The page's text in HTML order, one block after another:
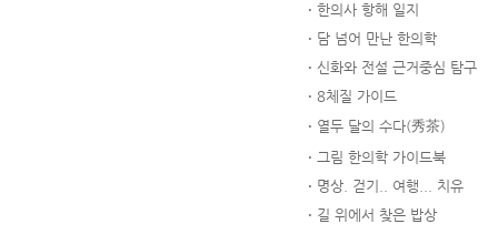
한의사 항해 일지
담 넘어 만난 한의학
신화와 전설 근거중심 탐구
8체질 가이드
열두 달의 수다(秀茶)
그림 한의학 가이드북
명상. 걷기.. 여행... 치유
길 위에서 찾은 밥상